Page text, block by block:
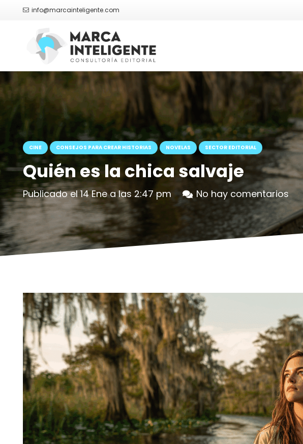
info@marcainteligente.com
CINE CONSEJOS PARA CREAR HISTORIAS NOVELAS SECTOR EDITORIAL
Quién es la chica salvaje
Publicado el14 Ene a las 2:47 pm No hay comentarios